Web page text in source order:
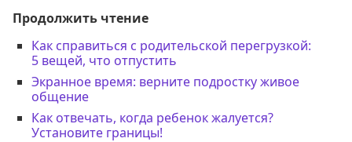
Продолжить чтение
Как справиться с родительской перегрузкой:
5 вещей, что отпустить
Экранное время: верните подростку живое
общение
Как отвечать, когда ребенок жалуется?
Установите границы!